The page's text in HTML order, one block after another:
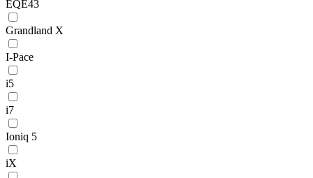
EQE43
Grandland X
I-Pace
i5
i7
Ioniq 5
iX